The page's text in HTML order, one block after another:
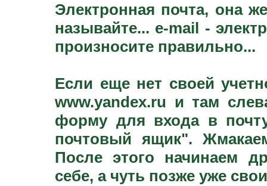
Электронная почта, она
называйте... e-mail -
произносите правильно...
Если еще нет своей
www.yandex.ru и там
форму для входа в
почтовый ящик".
После этого начинаем
себе, а чуть позже уже